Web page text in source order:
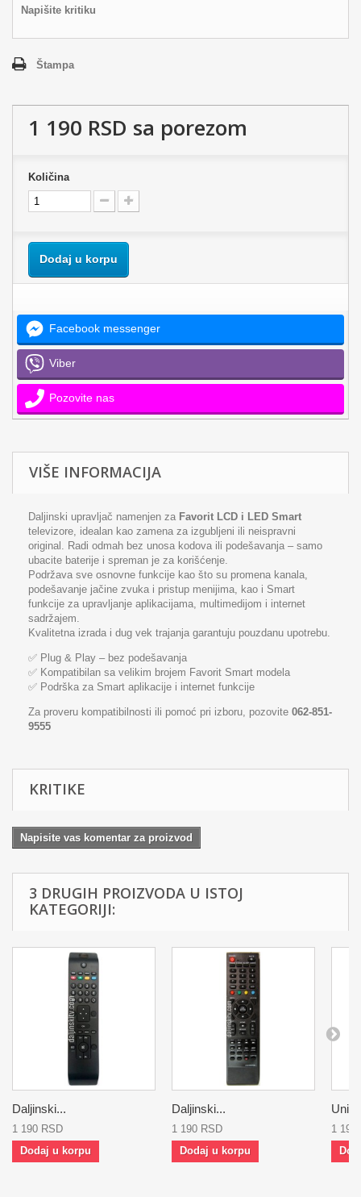
Napišite kritiku
Štampa
1 190 RSD sa porezom
Količina
Dodaj u korpu
Facebook messenger
Viber
Pozovite nas
VIŠE INFORMACIJA
Daljinski upravljač namenjen za Favorit LCD i LED Smart
televizore, idealan kao zamena za izgubljeni ili neispravni
original. Radi odmah bez unosa kodova ili podešavanja – samo
ubacite baterije i spreman je za korišćenje.
Podržava sve osnovne funkcije kao što su promena kanala,
podešavanje jačine zvuka i pristup menijima, kao i Smart
funkcije za upravljanje aplikacijama, multimedijom i internet
sadržajem.
Kvalitetna izrada i dug vek trajanja garantuju pouzdanu upotrebu.
✅ Plug & Play – bez podešavanja
✅ Kompatibilan sa velikim brojem Favorit Smart modela
✅ Podrška za Smart aplikacije i internet funkcije
Za proveru kompatibilnosti ili pomoć pri izboru, pozovite 062-851-
9555
KRITIKE
Napisite vas komentar za proizvod
3 DRUGIH PROIZVODA U ISTOJ
KATEGORIJI:
Daljinski...
1 190 RSD
Dodaj u korpu
Daljinski...
1 190 RSD
Dodaj u korpu
1 190